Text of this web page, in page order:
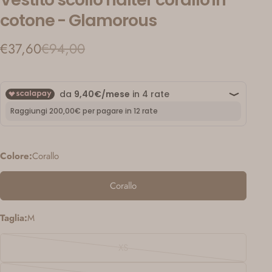
cotone - Glamorous
Prezzo
vendita
€37,60
Prezzo€94,00
Colore:Corallo
Corallo
Taglia:M